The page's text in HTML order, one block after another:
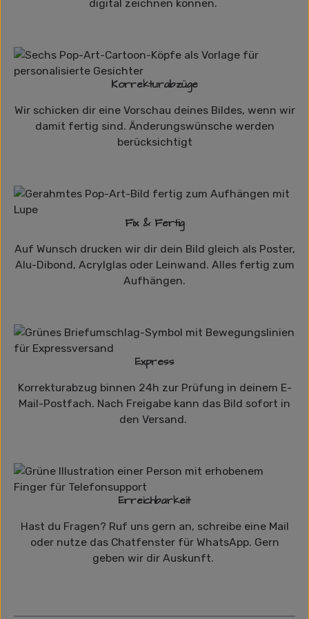
digital zeichnen können.
Korrekturabzüge
Wir schicken dir eine Vorschau deines Bildes, wenn wir
damit fertig sind. Änderungswünsche werden
berücksichtigt
Fix & Fertig
Auf Wunsch drucken wir dir dein Bild gleich als Poster,
Alu-Dibond, Acrylglas oder Leinwand. Alles fertig zum
Aufhängen.
Express
Korrekturabzug binnen 24h zur Prüfung in deinem E-
Mail-Postfach. Nach Freigabe kann das Bild sofort in
den Versand.
Erreichbarkeit
Hast du Fragen? Ruf uns gern an, schreibe eine Mail
oder nutze das Chatfenster für WhatsApp. Gern
geben wir dir Auskunft.